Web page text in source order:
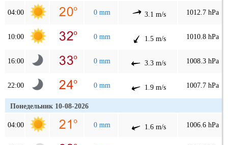
04:00 0 mm 3.1 m/s 1012.7 hPa
10:00 0 mm 1.5 m/s 1010.8 hPa
16:00 0 mm 3.3 m/s 1008.3 hPa
22:00 0 mm 1.9 m/s 1007.7 hPa
Понедельник 10-08-2026
04:00 0 mm 1.6 m/s 1006.6 hPa